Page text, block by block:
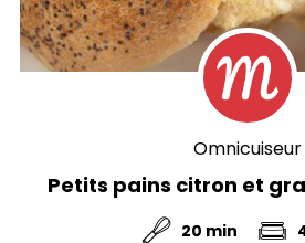
Omnicuiseur
Petits pains citron et
20 min